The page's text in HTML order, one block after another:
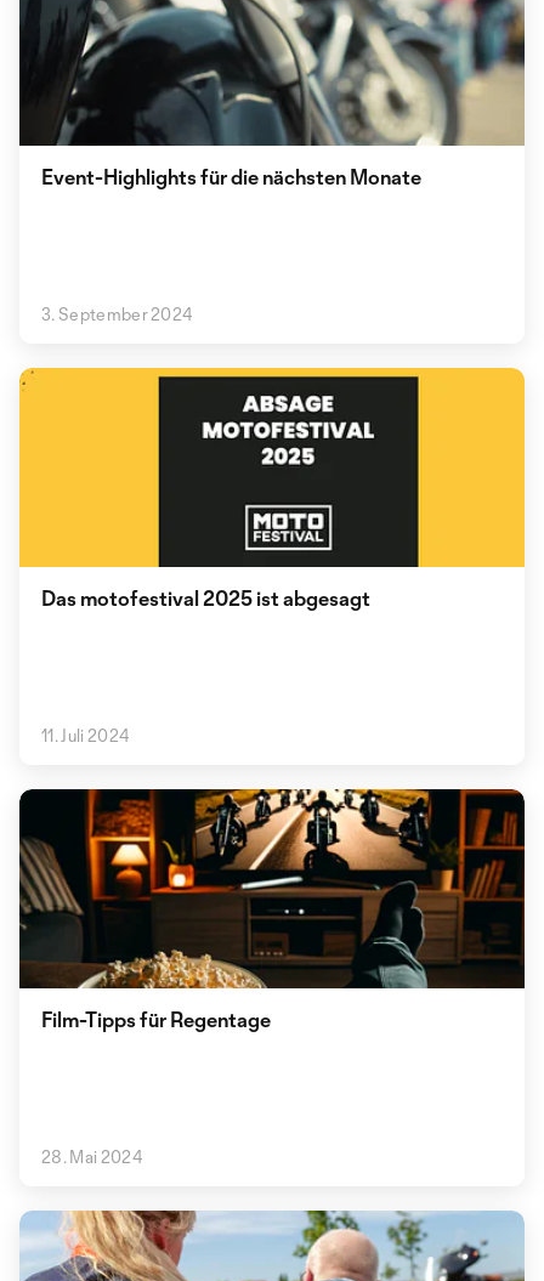
Event-Highlights für die nächsten Monate
3. September 2024
Das motofestival 2025 ist abgesagt
11. Juli 2024
Film-Tipps für Regentage
28. Mai 2024